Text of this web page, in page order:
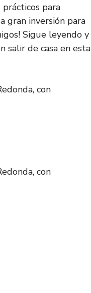
prácticos para
gran inversión para
Sigue leyendo y
salir de casa en esta
con
con